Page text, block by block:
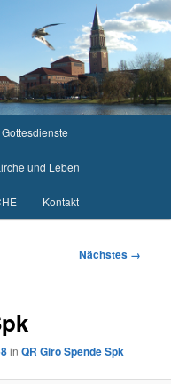
Gottesdienste
und Leben
Kontakt
Nächstes →
inQR Giro Spende Spk